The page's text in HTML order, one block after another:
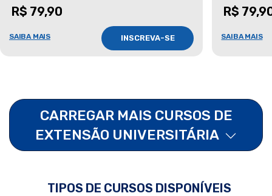
R$ 79,90
SAIBA MAIS INSCREVA-SE
R$
SAIBA MAIS
CARREGAR MAIS CURSOS DE
EXTENSÃO UNIVERSITÁRIA
TIPOS DE CURSOS DISPONÍVEIS